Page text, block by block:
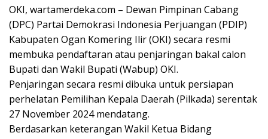
OKI, wartamerdeka.com – Dewan Pimpinan Cabang
(DPC) Partai Demokrasi Indonesia Perjuangan (PDIP)
Kabupaten Ogan Komering Ilir (OKI) secara resmi
membuka pendaftaran atau penjaringan bakal calon
Bupati dan Wakil Bupati (Wabup) OKI.
Penjaringan secara resmi dibuka untuk persiapan
perhelatan Pemilihan Kepala Daerah (Pilkada) serentak
27 November 2024 mendatang.
Berdasarkan keterangan Wakil Ketua Bidang